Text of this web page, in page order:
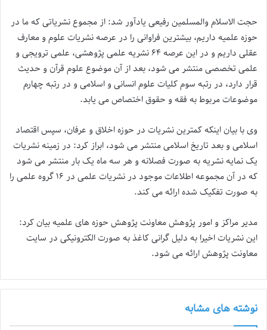
حجت الاسلام والمسلمین رفیعی یادآور شد: از مجموع نشریاتی که ما در
حوزه علمیه داریم، بیشترین فراوانی را در عرصه نشریات علوم و معارف
عقلی داریم و در این عرصه ۶۴ نشریه علمی پژوهشی، علمی ترویجی و
علمی تخصصی منتشر می شود، بعد از آن موضوع علوم قرآن و حدیث
قرار دارد، در رتبه سوم کلیات علوم انسانی و اسلامی و در رتبه چهارم
موضوعات مربوط به فقه و حقوق اختصاص می یابد.
وی با بیان اینکه کمترین نشریات در حوزه اخلاق و عرفان، سپس اقتصاد
اسلامی و بعد تاریخ اسلامی منتشر می شود، ابراز کرد: در زمینه نشریات
یک نمایه نشریه به صورت فصلانه و هر سه ماه یک بار منتشر می شود
که در آن مجموعه اطلاعات موجود در نشریات علمی در ۱۶ گروه علمی را
به صورت تفکیک شده ارائه می کند.
مدیر مراکز و امور پژوهش معاونت پژوهش حوزه های علمیه بیان کرد:
این نشریات اخیرا به دلیل گرانی کاغذ به صورت الکترونیکی در سایت
معاونت پژوهش ارائه می شود.
نوشته های مشابه